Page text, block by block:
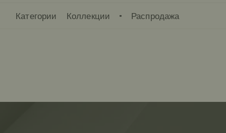
Категории Распродажа
Коллекции